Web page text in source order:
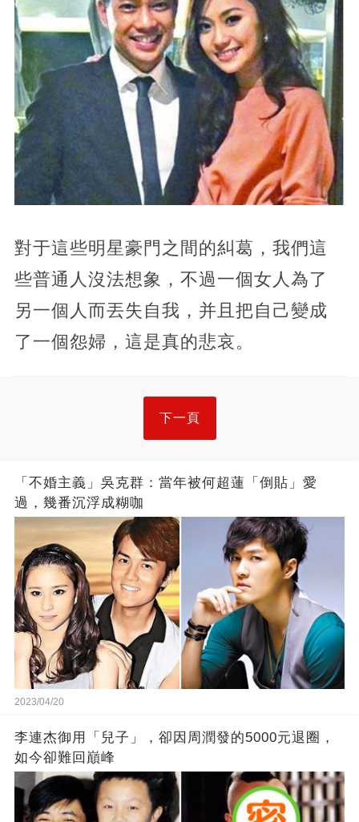
對于這些明星豪門之間的糾葛，我們這
些普通人沒法想象，不過一個女人為了
另一個人而丟失自我，并且把自己變成
了一個怨婦，這是真的悲哀。
下一頁
「不婚主義」吳克群：當年被何超蓮「倒貼」愛
過，幾番沉浮成糊咖
2023/04/20
李連杰御用「兒子」，卻因周潤發的5000元退圈，
如今卻難回巔峰